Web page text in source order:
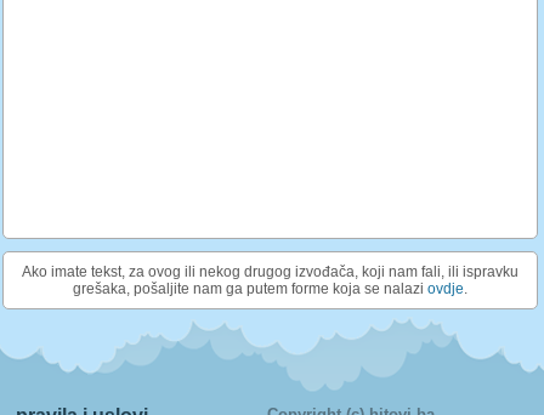
Ako imate tekst, za ovog ili nekog drugog izvođača, koji nam fali, ili ispravku
grešaka, pošaljite nam ga putem forme koja se nalazi ovdje.